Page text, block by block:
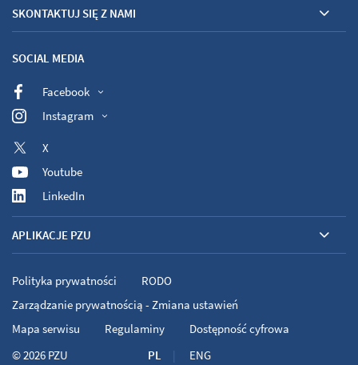
SKONTAKTUJ SIĘ Z NAMI
SOCIAL MEDIA
Facebook
Instagram
X
Youtube
LinkedIn
APLIKACJE PZU
PL ENG
Polityka prywatności
RODO
Zarządzanie prywatnością - Zmiana ustawień
Mapa serwisu
Regulaminy
Dostępność cyfrowa
© 2026 PZU